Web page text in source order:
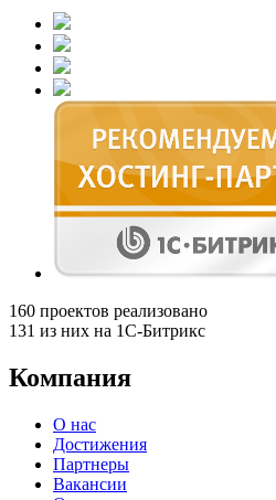
160 проектов реализовано
131 из них на 1С-Битрикс
Компания
О нас
Достижения
Партнеры
Вакансии